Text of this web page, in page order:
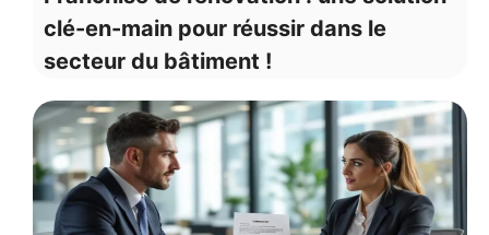
clé-en-main pour réussir dans le
secteur du bâtiment !